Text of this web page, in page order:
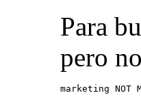
Para
pero
marketing NOT